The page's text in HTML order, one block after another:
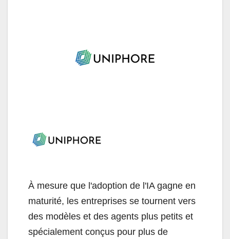
À mesure que l'adoption de l'IA gagne en
maturité, les entreprises se tournent vers
des modèles et des agents plus petits et
spécialement conçus pour plus de